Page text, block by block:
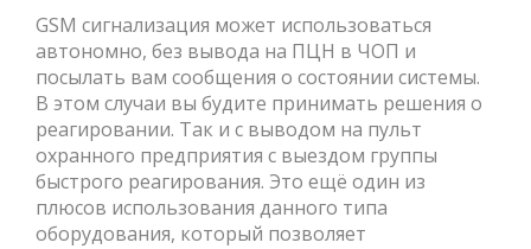
GSM сигнализация может использоваться
автономно, без вывода на ПЦН в ЧОП и
посылать вам сообщения о состоянии системы.
В этом случаи вы будите принимать решения о
реагировании. Так и с выводом на пульт
охранного предприятия с выездом группы
быстрого реагирования. Это ещё один из
плюсов использования данного типа
оборудования, который позволяет